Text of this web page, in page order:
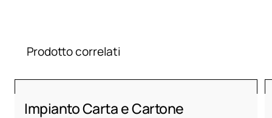
Prodotto correlati
Impianto Carta e Cartone